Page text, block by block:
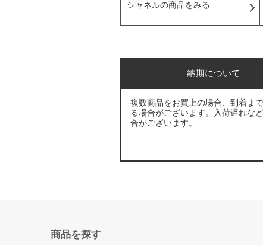
シャネルの商品をみる
納期について
複数商品をお買上の場合、到着ま
る場合がございます。入荷遅れな
合がございます。
商品を探す